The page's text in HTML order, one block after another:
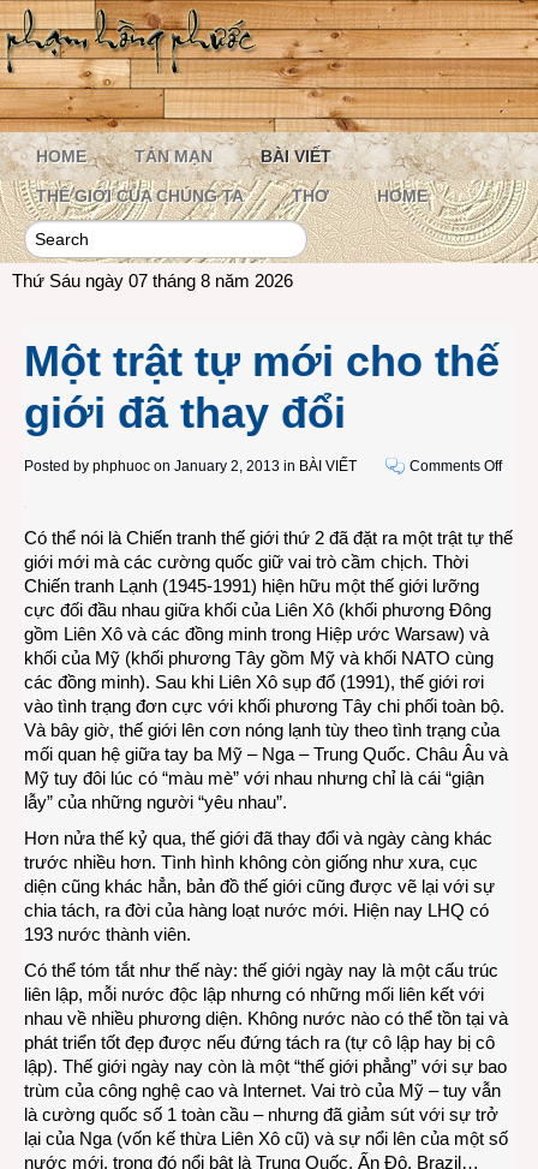
HOME TẢN MẠN BÀI VIẾT
THẾ GIỚI CỦA CHÚNG TA THƠ HOME
Thứ Sáu ngày 07 tháng 8 năm 2026
Một trật tự mới cho thế
giới đã thay đổi
Posted by phphuoc on January 2, 2013 in BÀI VIẾT Comments Offon
tự
Có thể nói là Chiến tranh thế giới thứ 2 đã đặt ra một trật tự thế
giới mới mà các cường quốc giữ vai trò cầm chịch. Thời
Chiến tranh Lạnh (1945-1991) hiện hữu một thế giới lưỡng
cực đối đầu nhau giữa khối của Liên Xô (khối phương Đông
gồm Liên Xô và các đồng minh trong Hiệp ước Warsaw) và
khối của Mỹ (khối phương Tây gồm Mỹ và khối NATO cùng
các đồng minh). Sau khi Liên Xô sụp đổ (1991), thế giới rơi
vào tình trạng đơn cực với khối phương Tây chi phối toàn bộ.
Và bây giờ, thế giới lên cơn nóng lạnh tùy theo tình trạng của
mối quan hệ giữa tay ba Mỹ – Nga – Trung Quốc. Châu Âu và
Mỹ tuy đôi lúc có “màu mè” với nhau nhưng chỉ là cái “giận
lẫy” của những người “yêu nhau”.
Hơn nửa thế kỷ qua, thế giới đã thay đổi và ngày càng khác
trước nhiều hơn. Tình hình không còn giống như xưa, cục
diện cũng khác hẳn, bản đồ thế giới cũng được vẽ lại với sự
chia tách, ra đời của hàng loạt nước mới. Hiện nay LHQ có
193 nước thành viên.
Có thể tóm tắt như thế này: thế giới ngày nay là một cấu trúc
liên lập, mỗi nước độc lập nhưng có những mối liên kết với
nhau về nhiều phương diện. Không nước nào có thể tồn tại và
phát triển tốt đẹp được nếu đứng tách ra (tự cô lập hay bị cô
lập). Thế giới ngày nay còn là một “thế giới phẳng” với sự bao
trùm của công nghệ cao và Internet. Vai trò của Mỹ – tuy vẫn
là cường quốc số 1 toàn cầu – nhưng đã giảm sút với sự trở
lại của Nga (vốn kế thừa Liên Xô cũ) và sự nổi lên của một số
nước mới, trong đó nổi bật là Trung Quốc, Ấn Độ, Brazil…